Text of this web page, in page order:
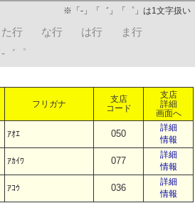
※「-」「゛」「゜」は1文字扱い
た行 な行 は行
ま行
-゛゜
フリガナ
支店
コード
支店
詳細
画面へ
ｱｵｴ 050
詳細
情報
ｱｶｲﾜ 077
詳細
情報
ｱｺｳ 036
詳細
情報